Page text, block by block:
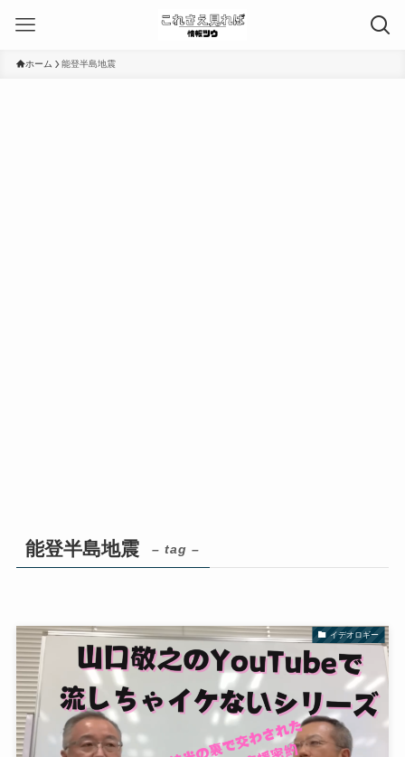
ホーム 能登半島地震
能登半島地震 – tag –
イデオロギー